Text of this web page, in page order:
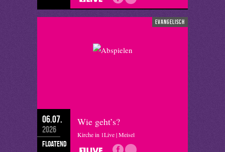
evangelisch
06.07.
2026
floatend
Wie geht’s?
Kirche in 1Live | Meisel